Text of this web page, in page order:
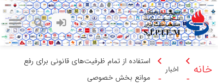
خانه -
اخبار
-
استفاده از تمام ظرفیت‌های قانونی برای رفع
موانع بخش خصوصی